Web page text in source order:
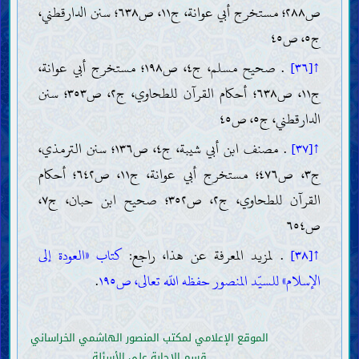
ص٢٨٨؛ مستخرج أبي عوانة، ج١١، ص٦٣٨؛ سنن الدارقطني،
ج٥، ص٤٥
↑[٣٦]
. صحيح مسلم، ج٤، ص١٩٨؛ مستخرج أبي عوانة،
ج١١، ص٦٣٨؛ أحكام القرآن للطحاوي، ج٢، ص٣٥٣؛ سنن
الدارقطني، ج٥، ص٤٥
↑[٣٧]
. مصنف ابن أبي شيبة، ج٤، ص١٣٦؛ سنن الترمذي،
ج٣، ص٤٧٦؛ مستخرج أبي عوانة، ج١١، ص٦٤٢؛ أحكام
القرآن للطحاوي، ج٢، ص٣٥٢؛ صحيح ابن حبان، ج٧،
ص٦٥٤
↑[٣٨]
. لمزيد المعرفة عن هذا، راجع:كتاب «العودة إلى
الإسلام» للسيّد المنصور حفظه اللّه تعالى، ص١٩٥
.
الموقع الإعلامي لمكتب المنصور الهاشمي الخراساني